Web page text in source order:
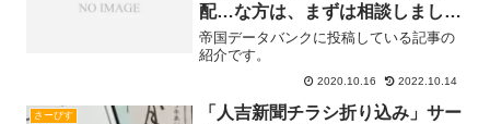
配…な方は、まずは相談しましょ
う！
帝国データバンクに投稿している記事の
紹介です。
2020.10.16 2022.10.14
さーびす
「人吉新聞チラシ折り込み」サー